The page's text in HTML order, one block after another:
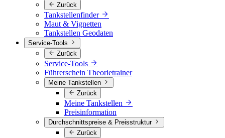
Zurück
Tankstellenfinder
Maut & Vignetten
Tankstellen Geodaten
Service-Tools
Zurück
Service-Tools
Führerschein Theorietrainer
Meine Tankstellen
Zurück
Meine Tankstellen
Preisinformation
Durchschnittspreise & Preisstruktur
Zurück